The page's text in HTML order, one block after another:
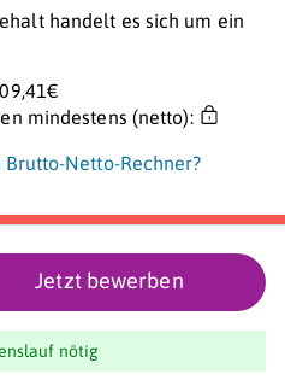
handelt es sich um ein
mindestens (netto):
Brutto-Netto-Rechner?
Jetzt bewerben
nötig